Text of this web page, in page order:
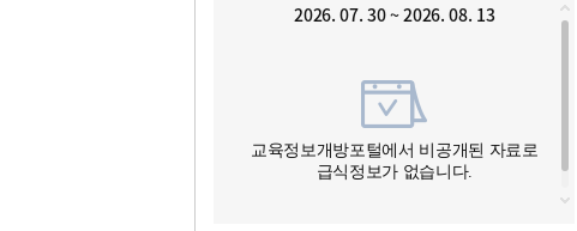
2026. 07. 30 ~ 2026. 08. 13
교육정보개방포털에서 비공개된 자료로
급식정보가 없습니다.